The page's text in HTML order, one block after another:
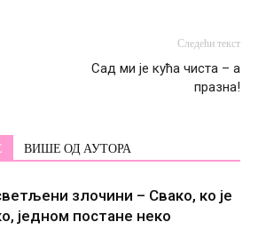
Следећи текст
Сад ми је кућа чиста – а
празна!
ВИШЕ ОД АУТОРА
злочини – Свако, ко је
једном постане некo